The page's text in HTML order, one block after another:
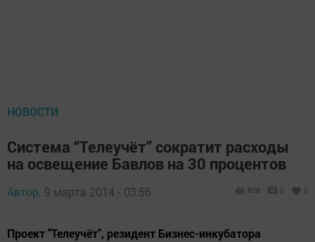
НОВОСТИ
Система “Телеучёт” сократит расходы
на освещение Бавлов на 30 процентов
Автор, 9 марта 2014 - 03:56 808 0 0
Проект "Телеучёт", резидент Бизнес-инкубатора